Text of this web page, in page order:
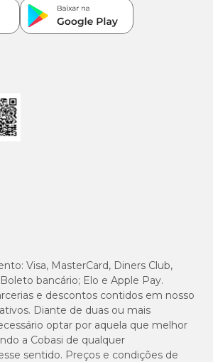
Visa, MasterCard, Diners Club,
bancário; Elo e Apple Pay.
e descontos contidos em nosso
Diante de duas ou mais
optar por aquela que melhor
a Cobasi de qualquer
sentido. Preços e condições de